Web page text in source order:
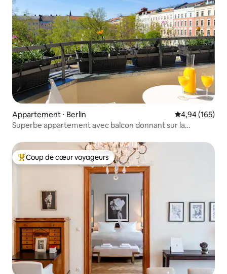
Appartement ⋅ Berlin Évaluation
4,94 (165)
Superbe appartement avec balcon donnant sur la
Coups de cœur voyageurs les plus appréciés
Coup de cœur voyageurs